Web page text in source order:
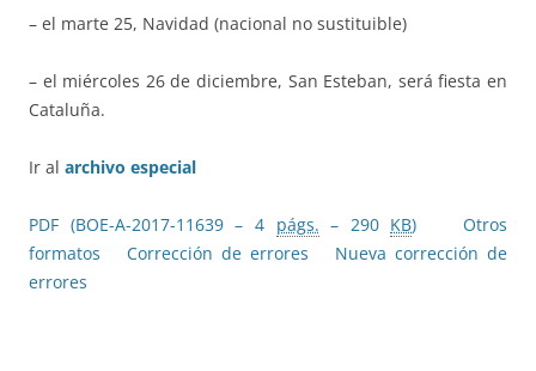
– el marte 25, Navidad (nacional no sustituible)
– el miércoles 26 de diciembre, San Esteban, será fiesta en
Cataluña.
Ir al archivo especial
PDF (BOE-A-2017-11639 – 4 págs. – 290 KB)
Otros
formatos
Corrección de errores
Nueva corrección de
errores